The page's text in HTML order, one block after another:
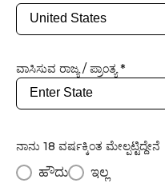
ವಾಸಿಸುವ ರಾಜ್ಯ / ಪ್ರಾಂತ್ಯ *
ನಾನು 18 ವರ್ಷಕ್ಕಿಂತ ಮೇಲ್ಪಟ್ಟಿದ್ದೇನೆ
ಹೌದು ಇಲ್ಲ